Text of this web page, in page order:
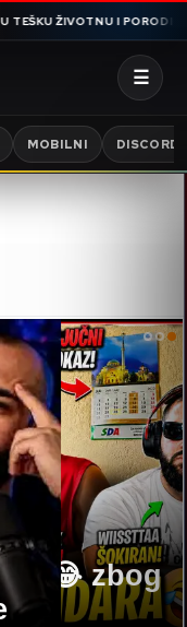
PRIČU PUNU
☰
MOBILNI DISCORD
😂 zbog